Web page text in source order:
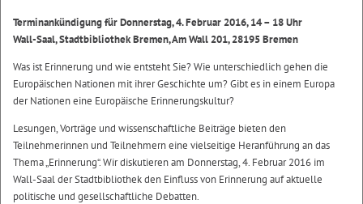
Terminankündigung für Donnerstag, 4. Februar 2016, 14 – 18 Uhr
Wall-Saal, Stadtbibliothek Bremen, Am Wall 201, 28195 Bremen
Was ist Erinnerung und wie entsteht Sie? Wie unterschiedlich gehen die
Europäischen Nationen mit ihrer Geschichte um? Gibt es in einem Europa
der Nationen eine Europäische Erinnerungskultur?
Lesungen, Vorträge und wissenschaftliche Beiträge bieten den
Teilnehmerinnen und Teilnehmern eine vielseitige Heranführung an das
Thema „Erinnerung“. Wir diskutieren am Donnerstag, 4. Februar 2016 im
Wall-Saal der Stadtbibliothek den Einfluss von Erinnerung auf aktuelle
politische und gesellschaftliche Debatten.